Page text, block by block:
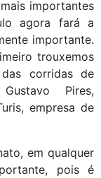
importantes
agora fará a
importante.
trouxemos
corridas de
Pires,
empresa de
em qualquer
pois é